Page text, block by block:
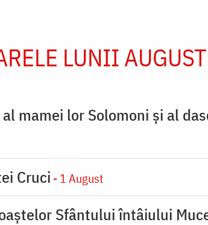
LUNII AUGUST
mamei lor Solomoni şi al
Cruci - 1 August
Sfântului întâiului